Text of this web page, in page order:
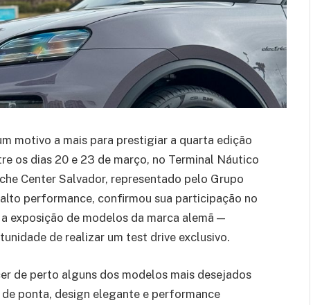
motivo a mais para prestigiar a quarta edição
os dias 20 e 23 de março, no Terminal Náutico
Center Salvador, representado pelo Grupo
performance, confirmou sua participação no
exposição de modelos da marca alemã —
de realizar um test drive exclusivo.
de perto alguns dos modelos mais desejados
ponta, design elegante e performance